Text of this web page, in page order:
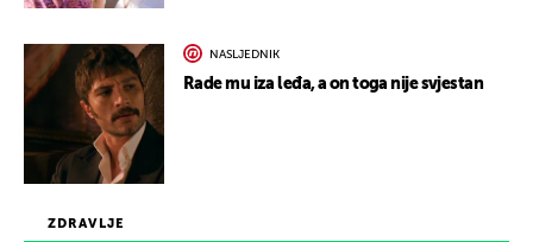
ZDRAVLJE
NASLJEDNIK
Rade mu iza leđa, a on toga nije svjestan